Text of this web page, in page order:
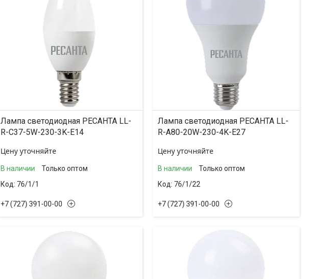
Лампа светодиодная РЕСАНТА LL-
R-C37-5W-230-3K-E14
Цену уточняйте
В наличии
Только оптом
76/1/1
+7 (727) 391-00-00
Лампа светодиодная РЕСАНТА LL-
R-A80-20W-230-4K-E27
Цену уточняйте
В наличии
Только оптом
76/1/22
+7 (727) 391-00-00